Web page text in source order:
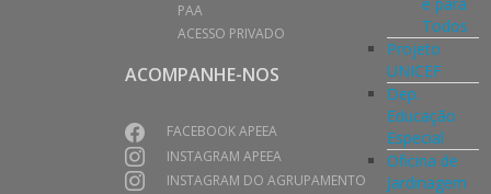
Todos
Projeto
UNICEF
Dep.
Educação
Especial
Oficina de
Jardinagem
PAA
ACESSO PRIVADO
ACOMPANHE-NOS
FACEBOOK APEEA
INSTAGRAM APEEA
INSTAGRAM DO AGRUPAMENTO